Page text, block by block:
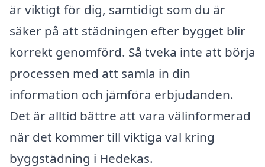
är viktigt för dig, samtidigt som du är
säker på att städningen efter bygget blir
korrekt genomförd. Så tveka inte att börja
processen med att samla in din
information och jämföra erbjudanden.
Det är alltid bättre att vara välinformerad
när det kommer till viktiga val kring
byggstädning i Hedekas.